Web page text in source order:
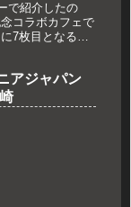
で紹介したの
コラボカフェで
7枚目となるア
アジャパン